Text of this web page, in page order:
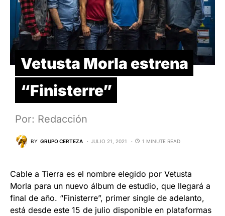
Vetusta Morla estrena
“Finisterre”
Por: Redacción
BY GRUPO CERTEZA JULIO 21, 2021 1 MINUTE READ
Cable a Tierra es el nombre elegido por Vetusta
Morla para un nuevo álbum de estudio, que llegará a
final de año. “Finisterre”, primer single de adelanto,
está desde este 15 de julio disponible en plataformas